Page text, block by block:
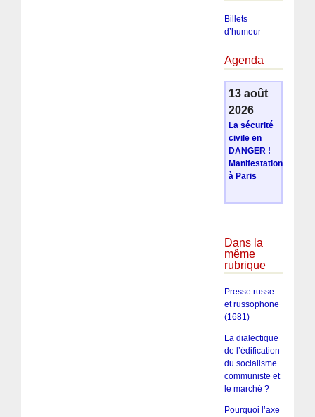
Billets
d’humeur
Agenda
13 août
2026
La sécurité
civile en
DANGER !
Manifestation
à Paris
Dans la
même
rubrique
Presse russe
et russophone
(1681)
La dialectique
de l’édification
du socialisme
communiste et
le marché ?
Pourquoi l’axe